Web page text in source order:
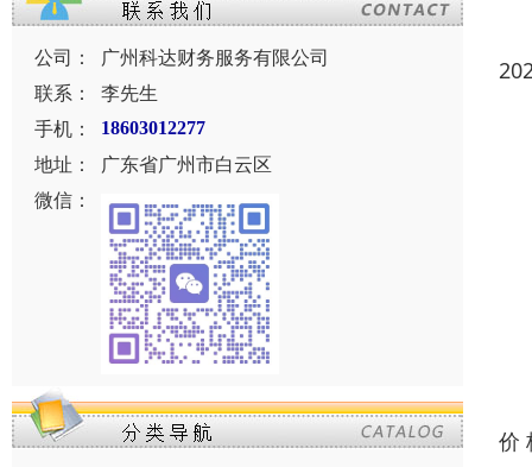
公司：
广州科达财务服务有限公司
联系：
李先生
手机：
18603012277
地址：
广东省广州市白云区
微信：
价